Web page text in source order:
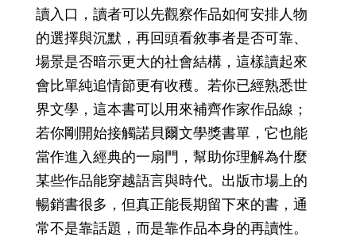
讀入口，讀者可以先觀察作品如何安排人物
的選擇與沉默，再回頭看敘事者是否可靠、
場景是否暗示更大的社會結構，這樣讀起來
會比單純追情節更有收穫。若你已經熟悉世
界文學，這本書可以用來補齊作家作品線；
若你剛開始接觸諾貝爾文學獎書單，它也能
當作進入經典的一扇門，幫助你理解為什麼
某些作品能穿越語言與時代。出版市場上的
暢銷書很多，但真正能長期留下來的書，通
常不是靠話題，而是靠作品本身的再讀性。